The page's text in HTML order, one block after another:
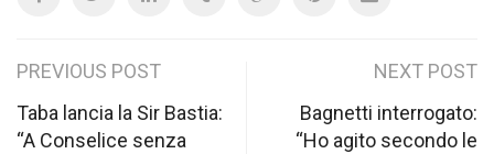
Post
navigation
PREVIOUS POST
Taba lancia la Sir Bastia:
“A Conselice senza
NEXT POST
Bagnetti interrogato:
“Ho agito secondo le